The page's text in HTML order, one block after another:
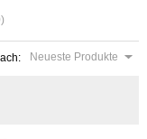
Neueste Produkte